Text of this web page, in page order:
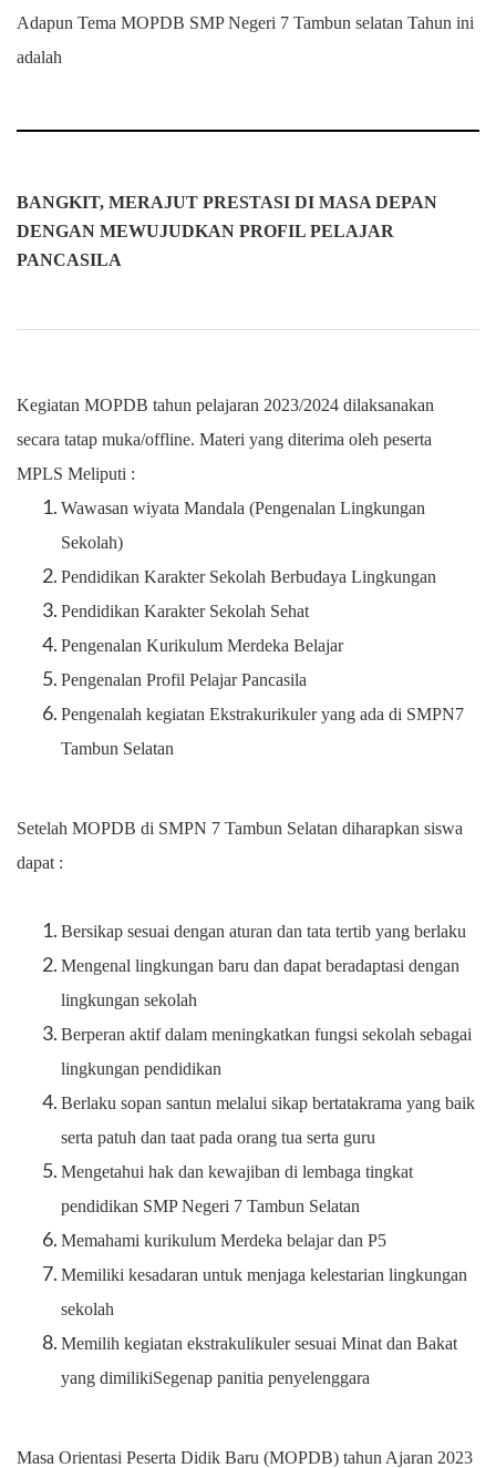
Adapun Tema MOPDB SMP Negeri 7 Tambun selatan Tahun ini
adalah
BANGKIT, MERAJUT PRESTASI DI MASA DEPAN
DENGAN MEWUJUDKAN PROFIL PELAJAR
PANCASILA
Kegiatan MOPDB tahun pelajaran 2023/2024 dilaksanakan
secara tatap muka/offline. Materi yang diterima oleh peserta
MPLS Meliputi :
Wawasan wiyata Mandala (Pengenalan Lingkungan
Sekolah)
Pendidikan Karakter Sekolah Berbudaya Lingkungan
Pendidikan Karakter Sekolah Sehat
Pengenalan Kurikulum Merdeka Belajar
Pengenalan Profil Pelajar Pancasila
Pengenalah kegiatan Ekstrakurikuler yang ada di SMPN7
Tambun Selatan
Setelah MOPDB di SMPN 7 Tambun Selatan diharapkan siswa
dapat :
Bersikap sesuai dengan aturan dan tata tertib yang berlaku
Mengenal lingkungan baru dan dapat beradaptasi dengan
lingkungan sekolah
Berperan aktif dalam meningkatkan fungsi sekolah sebagai
lingkungan pendidikan
Berlaku sopan santun melalui sikap bertatakrama yang baik
serta patuh dan taat pada orang tua serta guru
Mengetahui hak dan kewajiban di lembaga tingkat
pendidikan SMP Negeri 7 Tambun Selatan
Memahami kurikulum Merdeka belajar dan P5
Memiliki kesadaran untuk menjaga kelestarian lingkungan
sekolah
Memilih kegiatan ekstrakulikuler sesuai Minat dan Bakat
yang dimilikiSegenap panitia penyelenggara
Masa Orientasi Peserta Didik Baru (MOPDB) tahun Ajaran 2023